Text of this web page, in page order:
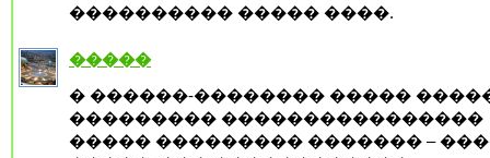
���������� ����� ����.
�����
� ������-�������� �����
��������� ����������������
����� ��������� ������� –